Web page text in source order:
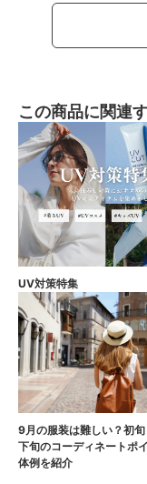
この商品に関連
UV対策特集
9月の服装は難しい？初旬
下旬のコーディネートポ
体例を紹介